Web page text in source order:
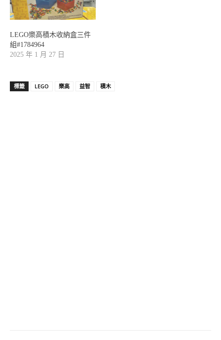
LEGO樂高積木收納盒三件
組#1784964
2025 年 1 月 27 日
標籤 LEGO 樂高 益智 積木